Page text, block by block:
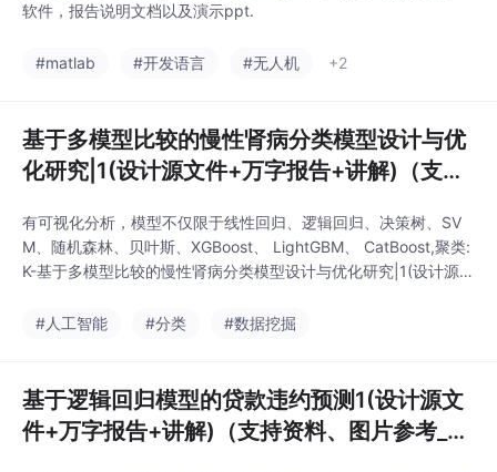
软件，报告说明文档以及演示ppt.
#matlab #开发语言 #无人机 +2
基于多模型比较的慢性肾病分类模型设计与优
化研究|1(设计源文件+万字报告+讲解)（支持
有可视化分析，模型不仅限于线性回归、逻辑回归、决策树、SV
M、随机森林、贝叶斯、XGBoost、 LightGBM、 CatBoost,聚类:
K-基于多模型比较的慢性肾病分类模型设计与优化研究|1(设计源文
决策树、逻辑回归、SVM和AdaBoost五种算法进行全面评估」不
#人工智能 #分类 #数据挖掘
基于逻辑回归模型的贷款违约预测1(设计源文
件+万字报告+讲解)（支持资料、图片参考_降